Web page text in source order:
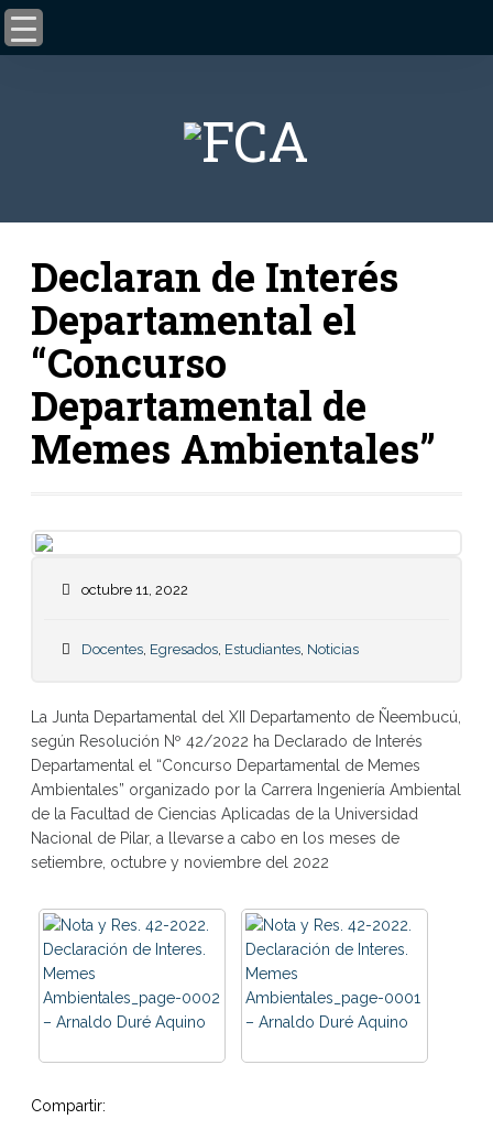
Declaran de Interés
Departamental el
“Concurso
Departamental de
Memes Ambientales”
octubre 11, 2022
Docentes, Egresados, Estudiantes, Noticias
La Junta Departamental del XII Departamento de Ñeembucú,
según Resolución Nº 42/2022 ha Declarado de Interés
Departamental el “Concurso Departamental de Memes
Ambientales” organizado por la Carrera Ingeniería Ambiental
de la Facultad de Ciencias Aplicadas de la Universidad
Nacional de Pilar, a llevarse a cabo en los meses de
setiembre, octubre y noviembre del 2022
Compartir: